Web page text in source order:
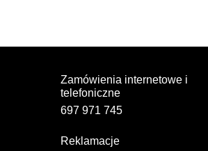
Zamówienia internetowe i
telefoniczne
697 971 745
Reklamacje